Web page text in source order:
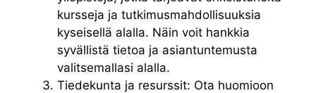
kursseja ja tutkimusmahdollisuuksia
kyseisellä alalla. Näin voit hankkia
syvällistä tietoa ja asiantuntemusta
valitsemallasi alalla.
Tiedekunta ja resurssit: Ota huomioon